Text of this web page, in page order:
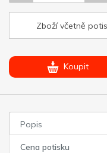
Zboží včetně
Koupit
Popis
Cena potisku